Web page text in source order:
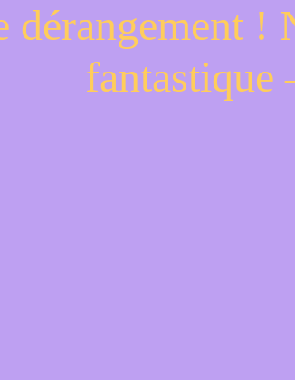
dérangement !
fantastique